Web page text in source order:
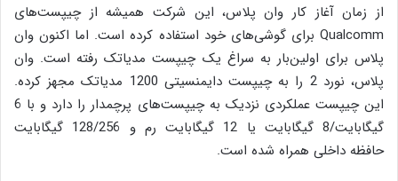
از زمان آغاز کار وان پلاس، این شرکت همیشه از چیپست‌های
Qualcomm برای گوشی‌های خود استفاده کرده است. اما اکنون وان
پلاس برای اولین‌بار به سراغ یک چیپست مدیاتک رفته است. وان
پلاس، نورد 2 را به چیپست دایمنسیتی ‌1200 مدیاتک مجهز کرده.
این چیپست عملکردی نزدیک به چیپست‌های پرچمدار را دارد و با 6
گیگابایت/8 گیگابایت یا 12 گیگابایت رم و 128/256 گیگابایت
حافظه داخلی همراه شده است.